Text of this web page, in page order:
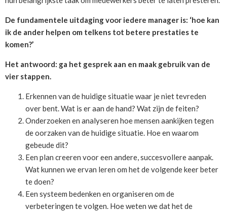
De fundamentele uitdaging voor iedere manager is: ‘hoe kan
ik de ander helpen om telkens tot betere prestaties te
komen?’
Het antwoord: ga het gesprek aan en maak gebruik van de
vier stappen.
Erkennen van de huidige situatie waar je niet tevreden
over bent. Wat is er aan de hand? Wat zijn de feiten?
Onderzoeken en analyseren hoe mensen aankijken tegen
de oorzaken van de huidige situatie. Hoe en waarom
gebeude dit?
Een plan creeren voor een andere, succesvollere aanpak.
Wat kunnen we ervan leren om het de volgende keer beter
te doen?
Een systeem bedenken en organiseren om de
verbeteringen te volgen. Hoe weten we dat het de